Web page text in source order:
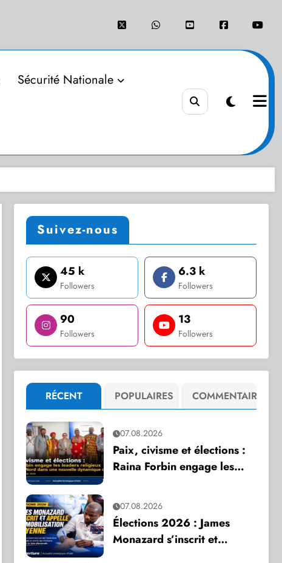
Sécurité Nationale
Suivez-nous
45 k
Followers
6.3 k
Followers
90
Followers
13
Followers
RÉCENT POPULAIRES COMMENTAIRE
07.08.2026
Paix, civisme et élections :
Raina Forbin engage les
Nord dans une nouvelle
dynamique de dialogue
07.08.2026
Élections 2026 : James
Monazard s’inscrit et